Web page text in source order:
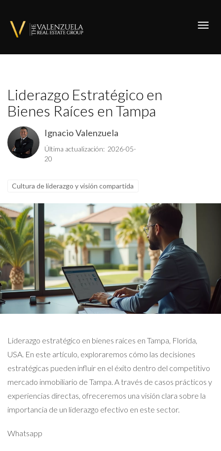
Liderazgo Estratégico en
Bienes Raíces en Tampa
Ignacio Valenzuela
Última actualización: 2026-05-
20
Cultura de liderazgo y visión compartida
Liderazgo estratégico en bienes raíces en Tampa, Florida,
USA. En este artículo, exploraremos cómo las decisiones
estratégicas pueden influir en el éxito dentro del competitivo
mercado inmobiliario de Tampa. A través de casos prácticos y
experiencias directas, ofreceremos una visión clara sobre la
importancia de un liderazgo efectivo en este sector.
Whatsapp